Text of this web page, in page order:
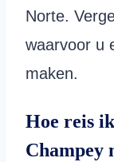
Norte.
waarvoor u
maken.
Hoe reis
Champey